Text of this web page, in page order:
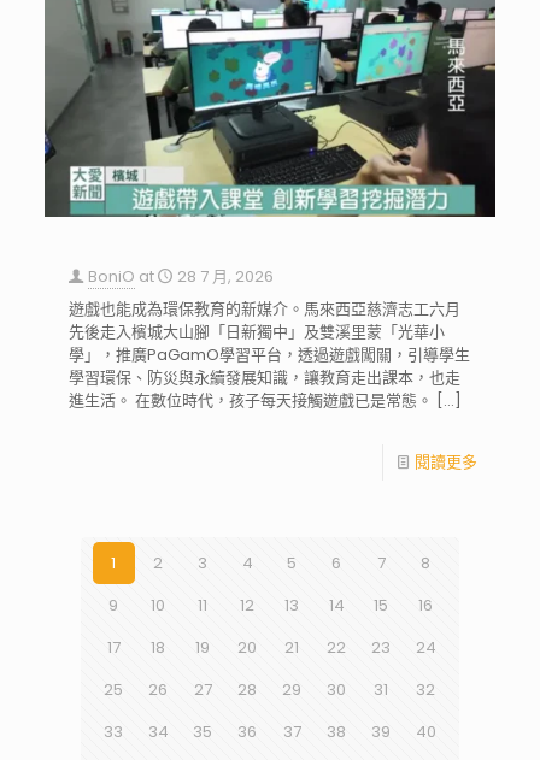
BoniO at
28 7 月, 2026
遊戲也能成為環保教育的新媒介。馬來西亞慈濟志工六月
先後走入檳城大山腳「日新獨中」及雙溪里蒙「光華小
學」，推廣PaGamO學習平台，透過遊戲闖關，引導學生
學習環保、防災與永續發展知識，讓教育走出課本，也走
進生活。 在數位時代，孩子每天接觸遊戲已是常態。 […]
閱讀更多
1 2 3 4 5 6 7
8
9
10 11 12 13 14 15
16
17
18 19 20 21 22 23
24
25
26 27 28 29 30 31
32
33
34 35 36 37 38 39
40